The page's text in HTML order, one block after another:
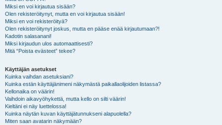
Miksi en voi kirjautua sisään?
Olen rekisteröitynyt, mutta en voi kirjautua sisään!
Miksi en voi rekisteröityä?
Olen rekisteröitynyt joskus, mutta en pääse enää kirjautumaan?!
Kadotin salasanani!
Miksi kirjaudun ulos automaattisesti?
Mitä “Poista evästeet” tekee?
Käyttäjän asetukset
Kuinka vaihdan asetuksiani?
Kuinka estän käyttäjänimeni näkymästä paikallaolijoiden listassa?
Kellonaika on väärin!
Vaihdoin aikavyöhykettä, mutta kello on silti väärin!
Kieltäni ei näy luettelossa!
Kuinka näytän kuvan käyttäjätunnukseni alapuolella?
Miten saan avatarin näkymään?